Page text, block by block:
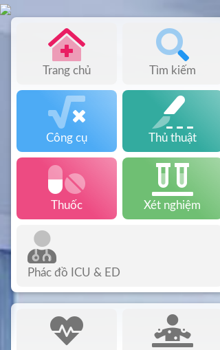
Trang chủ Tìm kiếm
Công cụ Thủ thuật
Thuốc Xét nghiệm
Phác đồ ICU & ED